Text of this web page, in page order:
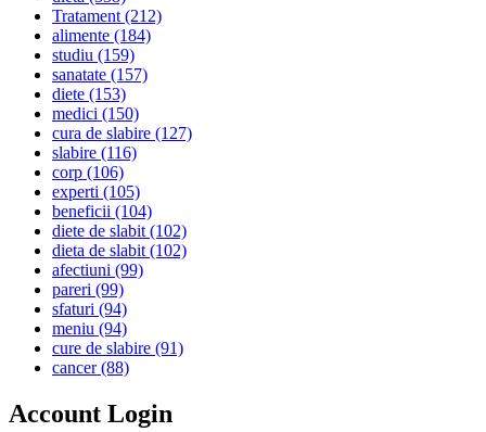
Tratament(212)
alimente (184)
studiu (159)
sanatate (157)
diete (153)
medici (150)
cura de slabire (127)
slabire (116)
corp (106)
experti (105)
beneficii (104)
diete de slabit(102)
dieta de slabit(102)
afectiuni (99)
pareri (99)
sfaturi (94)
meniu (94)
cure de slabire (91)
cancer(88)
Account Login